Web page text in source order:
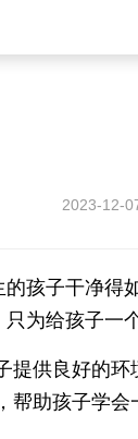
2023-12-
的孩子干净
为给孩子一
提供良好的
助孩子学会